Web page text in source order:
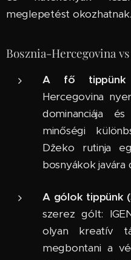
meglepetést okozhatnak.
Bosznia-Hercegovina
A fő tippünk
Hercegovina
dominanciája
minőségi
Džeko rutinja
bosnyákok javára
A gólok tippünk
szerez gólt:
olyan kreatív
megbontani a